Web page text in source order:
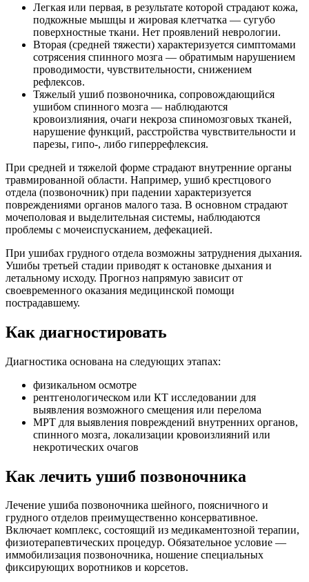
Легкая или первая, в результате которой страдают кожа,
подкожные мышцы и жировая клетчатка — сугубо
поверхностные ткани. Нет проявлений неврологии.
Вторая (средней тяжести) характеризуется симптомами
сотрясения спинного мозга — обратимым нарушением
проводимости, чувствительности, снижением
рефлексов.
Тяжелый ушиб позвоночника, сопровождающийся
ушибом спинного мозга — наблюдаются
кровоизлияния, очаги некроза спиномозговых тканей,
нарушение функций, расстройства чувствительности и
парезы, гипо-, либо гиперрефлексия.
При средней и тяжелой форме страдают внутренние органы
травмированной области. Например, ушиб крестцового
отдела (позвоночник) при падении характеризуется
повреждениями органов малого таза. В основном страдают
мочеполовая и выделительная системы, наблюдаются
проблемы с мочеиспусканием, дефекацией.
При ушибах грудного отдела возможны затруднения дыхания.
Ушибы третьей стадии приводят к остановке дыхания и
летальному исходу. Прогноз напрямую зависит от
своевременного оказания медицинской помощи
пострадавшему.
Как диагностировать
Диагностика основана на следующих этапах:
физикальном осмотре
рентгенологическом или КТ исследовании для
выявления возможного смещения или перелома
МРТ для выявления повреждений внутренних органов,
спинного мозга, локализации кровоизлияний или
некротических очагов
Как лечить ушиб позвоночника
Лечение ушиба позвоночника шейного, поясничного и
грудного отделов преимущественно консервативное.
Включает комплекс, состоящий из медикаментозной терапии,
физиотерапевтических процедур. Обязательное условие —
иммобилизация позвоночника, ношение специальных
фиксирующих воротников и корсетов.